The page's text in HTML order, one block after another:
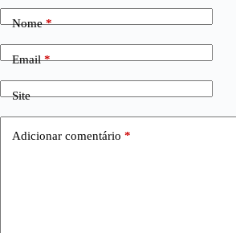
Nome*
Email*
Site
Adicionar comentário *